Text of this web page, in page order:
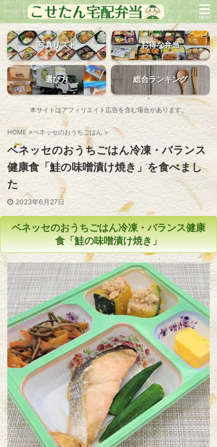
写真リスト お得な弁当
選び方 総合ランキング
本サイトはアフィリエイト広告を含む場合があります。
HOME >ベネッセのおうちごはん >
ベネッセのおうちごはん冷凍・バランス
健康食「鮭の味噌漬け焼き」を食べまし
た
2023年6月27日
ベネッセのおうちごはん冷凍・バランス健康
食「鮭の味噌漬け焼き」